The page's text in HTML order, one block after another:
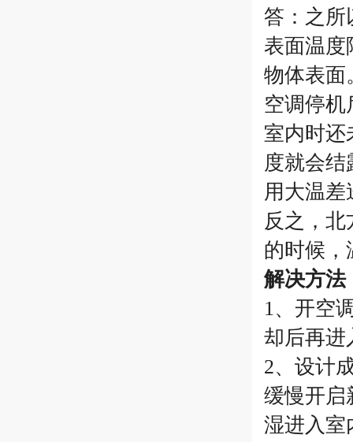
答：之所
表面温度
物体表面
空调停
室内时还
度就会
用大温差
反之，
的时候，
解决方法
1、开空
却后再进
2、设计
缓慢开启
湿进入室